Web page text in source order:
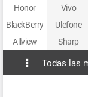
Honor
Vivo
BlackBerry
Ulefone
Allview
Sharp
Todas las